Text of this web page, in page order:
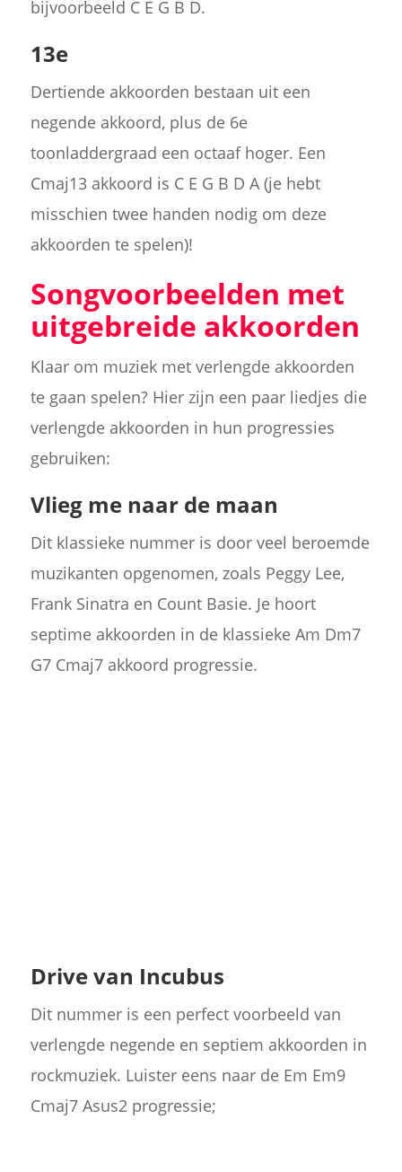
bijvoorbeeld C E G B D.
13e
Dertiende akkoorden bestaan uit een
negende akkoord, plus de 6e
toonladdergraad een octaaf hoger. Een
Cmaj13 akkoord is C E G B D A (je hebt
misschien twee handen nodig om deze
akkoorden te spelen)!
Songvoorbeelden met
uitgebreide akkoorden
Klaar om muziek met verlengde akkoorden
te gaan spelen? Hier zijn een paar liedjes die
verlengde akkoorden in hun progressies
gebruiken:
Vlieg me naar de maan
Dit klassieke nummer is door veel beroemde
muzikanten opgenomen, zoals Peggy Lee,
Frank Sinatra en Count Basie. Je hoort
septime akkoorden in de klassieke Am Dm7
G7 Cmaj7 akkoord progressie.
Drive van Incubus
Dit nummer is een perfect voorbeeld van
verlengde negende en septiem akkoorden in
rockmuziek. Luister eens naar de Em Em9
Cmaj7 Asus2 progressie;